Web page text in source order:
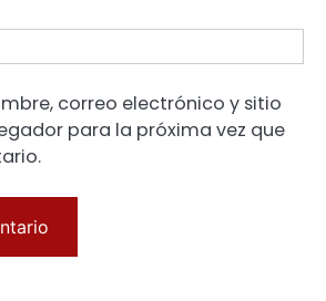
correo electrónico y sitio
para la próxima vez que